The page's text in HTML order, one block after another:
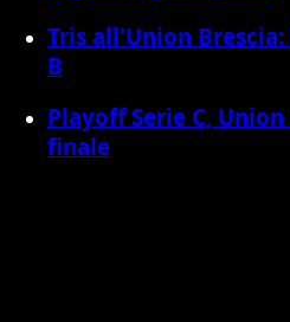
Tris all'Union
B
Playoff Serie C,
finale